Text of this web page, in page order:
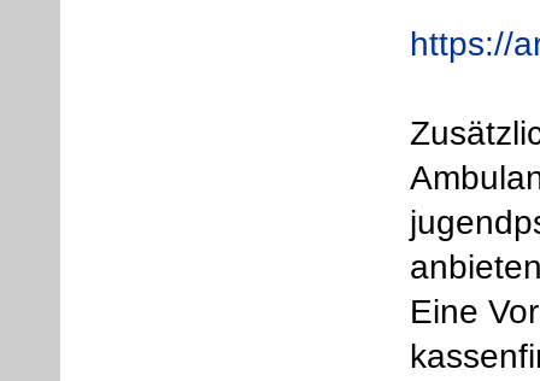
https://
Eine